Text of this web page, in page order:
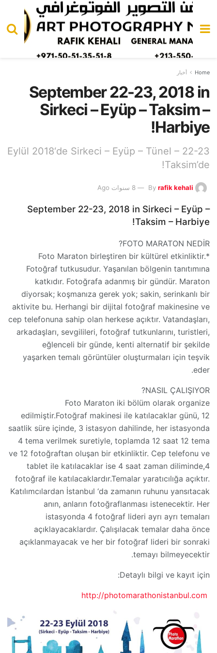
Home أخبار
September 22-23, 2018 in
Sirkeci – Eyüp – Taksim –
Harbiye!
22-23 Eylül 2018‘de Sirkeci – Eyüp – Tünel –
Taksim’de!
By rafik kehali 8 سنوات Ago
September 22-23, 2018 in Sirkeci – Eyüp –
Taksim – Harbiye!
FOTO MARATON NEDİR?
*Foto Maraton birleştiren bir kültürel etkinliktir.
Fotoğraf tutkusudur. Yaşanılan bölgenin tanıtımına
katkıdır. Fotoğrafa adanmış bir gündür. Maraton
diyorsak; koşmanıza gerek yok; sakin, serinkanlı bir
aktivite bu. Herhangi bir dijital fotoğraf makinesine ve
cep telefonuna sahip olan herkese açıktır. Vatandaşları,
arkadaşları, sevgilileri, fotoğraf tutkunlarını, turistleri,
eğlenceli bir günde, kenti alternatif bir şekilde
yaşarken temalı görüntüler oluşturmaları için teşvik
eder.
NASIL ÇALIŞIYOR?
Foto Maraton iki bölüm olarak organize
edilmiştir.Fotoğraf makinesi ile katılacaklar günü, 12
saatlik süre içinde, 3 istasyon dahilinde, her istasyonda
4 tema verilmek suretiyle, toplamda 12 saat 12 tema
ve 12 fotoğraftan oluşan bir etkinliktir. Cep telefonu ve
tablet ile katılacaklar ise 4 saat zaman diliminde,4
fotoğraf ile katılacaklardır.Temalar yaratıcılığa açıktır.
Katılımcılardan İstanbul ‘da zamanın ruhunu yansıtacak
anın, anların fotoğraflanması istenecektir. Her
istasyonda 4 fotoğraf lideri ayrı ayrı temaları
açıklayacaklardır. Çalışılacak temalar daha önce
açıklanmayacak ve her bir fotoğraf lideri bir sonraki
temayı bilmeyecektir.
Detaylı bilgi ve kayıt için:
http://photomarathonistanbul.com